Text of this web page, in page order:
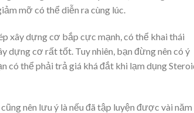
mỡ có thể diễn ra cùng lúc.
xây dựng cơ bắp cực mạnh, có thể khai thái
dựng cơ rất tốt. Tuy nhiên, bạn đừng nên có ý
có thể phải trả giá khá đắt khi lạm dụng
nên lưu ý là nếu đã tập luyện được vài năm